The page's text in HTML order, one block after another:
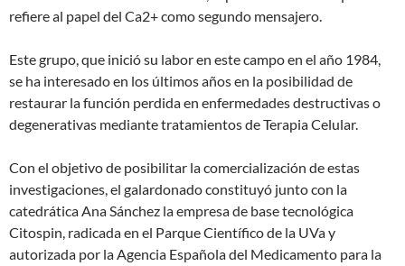
refiere al papel del Ca2+ como segundo mensajero.
Este grupo, que inició su labor en este campo en el año 1984,
se ha interesado en los últimos años en la posibilidad de
restaurar la función perdida en enfermedades destructivas o
degenerativas mediante tratamientos de Terapia Celular.
Con el objetivo de posibilitar la comercialización de estas
investigaciones, el galardonado constituyó junto con la
catedrática Ana Sánchez la empresa de base tecnológica
Citospin, radicada en el Parque Científico de la UVa y
autorizada por la Agencia Española del Medicamento para la